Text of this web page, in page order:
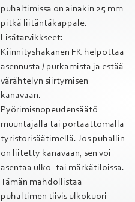
puhaltimissa on ainakin 25 mm
pitkä liitäntäkappale.
Lisätarvikkseet:
Kiinnityshakanen FK helpottaa
asennusta / purkamista ja estää
värähtelyn siirtymisen
kanavaan.
Pyörimisnopeudensäätö
muuntajalla tai portaattomalla
tyristorisäätimellä. Jos puhallin
on liitetty kanavaan, sen voi
asentaa ulko- tai märkätiloissa.
Tämän mahdollistaa
puhaltimen tiivis ulkokuori